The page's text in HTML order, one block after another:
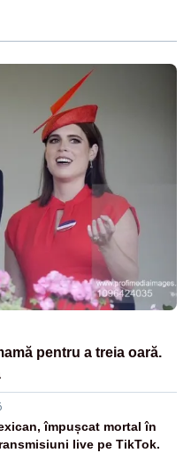
pentru a treia oară.
împușcat mortal în
live pe TikTok.